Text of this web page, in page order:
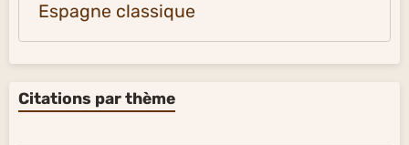
Espagne classique
Citations par thème